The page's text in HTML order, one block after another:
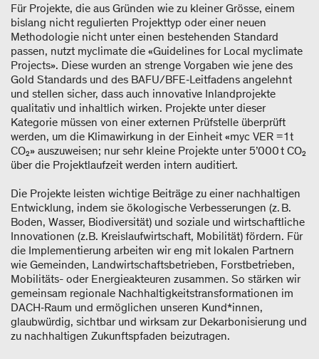
Für Projekte, die aus Gründen wie zu kleiner Grösse, einem
bislang nicht regulierten Projekttyp oder einer neuen
Methodologie nicht unter einen bestehenden Standard
passen, nutzt myclimate die «Guidelines for Local myclimate
Projects». Diese wurden an strenge Vorgaben wie jene des
Gold Standards und des BAFU/BFE‑Leitfadens angelehnt
und stellen sicher, dass auch innovative Inlandprojekte
qualitativ und inhaltlich wirken. Projekte unter dieser
Kategorie müssen von einer externen Prüfstelle überprüft
werden, um die Klimawirkung in der Einheit «myc VER = 1 t
CO₂» auszuweisen; nur sehr kleine Projekte unter 5’000 t CO₂
über die Projektlaufzeit werden intern auditiert.
Die Projekte leisten wichtige Beiträge zu einer nachhaltigen
Entwicklung, indem sie ökologische Verbesserungen (z. B.
Boden, Wasser, Biodiversität) und soziale und wirtschaftliche
Innovationen (z.B. Kreislaufwirtschaft, Mobilität) fördern. Für
die Implementierung arbeiten wir eng mit lokalen Partnern
wie Gemeinden, Landwirtschaftsbetrieben, Forstbetrieben,
Mobilitäts- oder Energieakteuren zusammen. So stärken wir
gemeinsam regionale Nachhaltigkeitstransformationen im
DACH‑Raum und ermöglichen unseren Kund*innen,
glaubwürdig, sichtbar und wirksam zur Dekarbonisierung und
zu nachhaltigen Zukunftspfaden beizutragen.